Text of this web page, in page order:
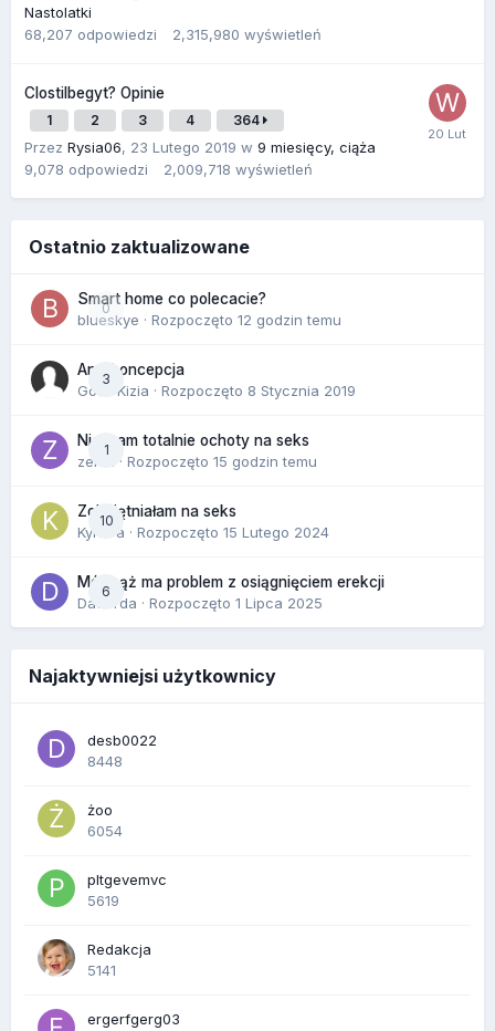
Nastolatki
68,207 odpowiedzi 2,315,980 wyświetleń
Clostilbegyt? Opinie
1 2 3 4 364
Przez Rysia06, 23 Lutego 2019 w 9 miesięcy, ciąża
9,078 odpowiedzi 2,009,718 wyświetleń
Ostatnio zaktualizowane
0
Smart home co polecacie?
blueskye · Rozpoczęto 12 godzin temu
3
Antykoncepcja
Gość Kizia · Rozpoczęto 8 Stycznia 2019
1
Nie mam totalnie ochoty na seks
zenla
· Rozpoczęto 15 godzin temu
10
Zobojętniałam na seks
Kynara · Rozpoczęto 15 Lutego 2024
6
Mój mąż ma problem z osiągnięciem erekcji
Dafiorda · Rozpoczęto 1 Lipca 2025
Najaktywniejsi użytkownicy
desb0022
8448
żoo
6054
pltgevemvc
5619
Redakcja
5141
ergerfgerg03